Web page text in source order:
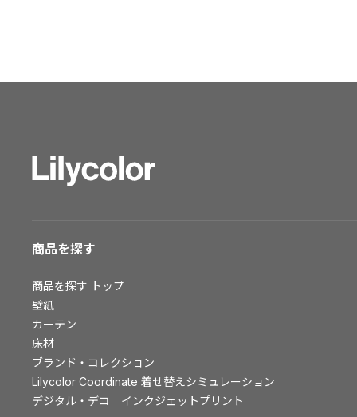
大阪ショールーム
仙台ショールーム
お客様サポート
お客様サポート トップ
資料ダウンロード
画像ダウンロード
動画一覧
お手入れ便利帳
お役立ち資料
お問い合わせ（一般のお客様）
商品を探す
商品を探す トップ
壁紙
カーテン
床材
ブランド・コレクション
Lilycolor Coordinate 着せ替えシミュレーション
デジタル・デコ インクジェットプリント